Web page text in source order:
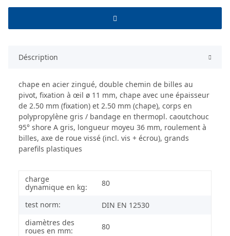
Déscription
chape en acier zingué, double chemin de billes au
pivot, fixation à œil ø 11 mm, chape avec une épaisseur
de 2.50 mm (fixation) et 2.50 mm (chape), corps en
polypropylène gris / bandage en thermopl. caoutchouc
95° shore A gris, longueur moyeu 36 mm, roulement à
billes, axe de roue vissé (incl. vis + écrou), grands
parefils plastiques
charge
dynamique en kg:
80
test norm:
DIN EN 12530
diamètres des
roues en mm:
80